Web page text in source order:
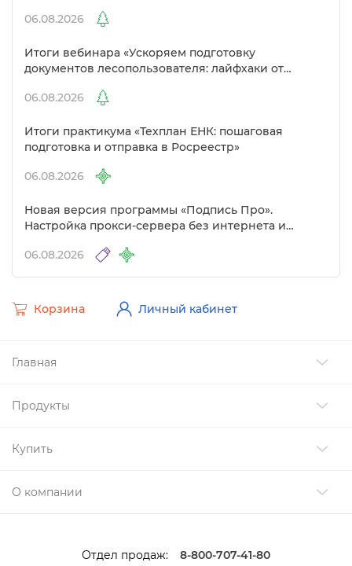
06.08.2026
Итоги вебинара «Ускоряем подготовку
документов лесопользователя: лайфхаки от
06.08.2026
Итоги практикума «Техплан ЕНК: пошаговая
подготовка и отправка в Росреестр»
06.08.2026
Новая версия программы «Подпись Про».
Настройка прокси-сервера без интернета и
06.08.2026
Главная
Продукты
Купить
О компании
Корзина Личный кабинет
Отдел продаж: 8-800-707-41-80